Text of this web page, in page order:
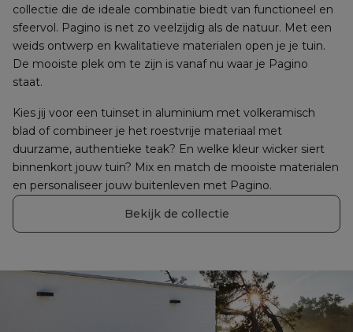
collectie die de ideale combinatie biedt van functioneel en
sfeervol. Pagino is net zo veelzijdig als de natuur. Met een
weids ontwerp en kwalitatieve materialen open je je tuin.
De mooiste plek om te zijn is vanaf nu waar je Pagino
staat.
Kies jij voor een tuinset in aluminium met volkeramisch
blad of combineer je het roestvrije materiaal met
duurzame, authentieke teak? En welke kleur wicker siert
binnenkort jouw tuin? Mix en match de mooiste materialen
en personaliseer jouw buitenleven met Pagino.
Bekijk de collectie